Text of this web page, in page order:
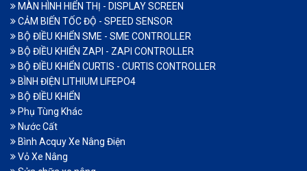
MÀN HÌNH HIỂN THỊ - DISPLAY SCREEN
CẢM BIẾN TỐC ĐỘ - SPEED SENSOR
BỘ ĐIỀU KHIỂN SME - SME CONTROLLER
BỘ ĐIỀU KHIỂN ZAPI - ZAPI CONTROLLER
BỘ ĐIỀU KHIỂN CURTIS - CURTIS CONTROLLER
BÌNH ĐIỆN LITHIUM LIFEPO4
BỘ ĐIỀU KHIỂN
Phụ Tùng Khác
Nước Cất
Bình Acquy Xe Nâng Điện
Vỏ Xe Nâng